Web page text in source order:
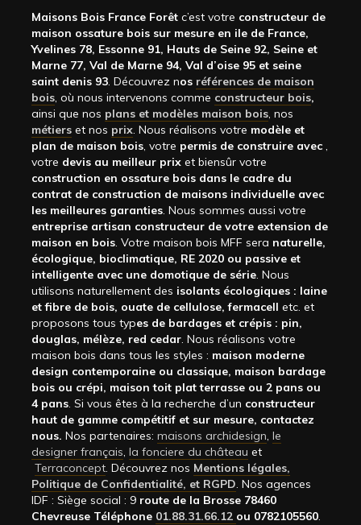
Maisons Bois France Forêt c’est votre constructeur de
maison ossature bois sur mesure en ile de France,
Yvelines 78, Essonne 91, Hauts de Seine 92, Seine et
Marne 77, Val de Marne 94, Val d’oise 95 et seine
saint denis 93. Découvrez nos références de maison
bois, où nous intervenons comme constructeur bois,
ainsi que nos plans et modèles maison bois, nos
métiers et nos prix. Nous réalisons votre modèle et
plan de maison bois, votre permis de construire avec ,
votre devis au meilleur prix et biensûr votre
construction en ossature bois dans le cadre du
contrat de construction de maisons individuelle avec
les meilleures garanties. Nous sommes aussi votre
entreprise artisan constructeur de votre extension de
maison en bois. Votre maison bois MFF sera naturelle,
écologique, bioclimatique, RE 2020 ou passive et
intelligente avec une domotique de série. Nous
utilisons naturellement des isolants écologiques : laine
et fibre de bois, ouate de cellulose, fermacell etc. et
proposons tous types de bardages et crépis : pin,
douglas, mélèze, red cedar. Nous réalisons votre
maison bois dans tous les styles : maison moderne
design contemporaine ou classique, maison bardage
bois ou crépi, maison toit plat terrasse ou 2 pans ou
4 pans. Si vous êtes à la recherche d’un constructeur
haut de gamme compétitif et sur mesure, contactez
nous. Nos partenaires: maisons archidesign, le
designer français, la fonciere du château et
Terraconcept. Découvrez nos Mentions légales,
Politique de Confidentialité, et RGPD. Nos agences
IDF : Siège social : 9 route de la Brosse 78460
Chevreuse Téléphone 01.88.31.66.12 ou 0782105560.